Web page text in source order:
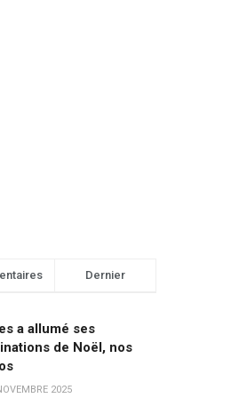
Dernier
a allumé ses
de Noël, nos
2025